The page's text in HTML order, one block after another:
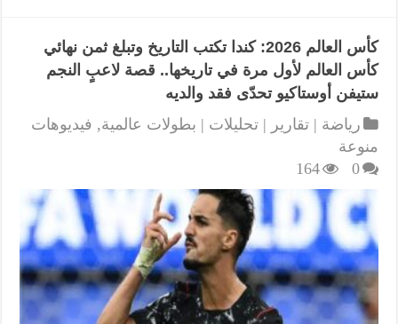
كأس العالم 2026: كندا تكتب التاريخ وتبلغ ثمن نهائي
كأس العالم لأول مرة في تاريخها.. قصة لاعبٍ النجم
ستيفن أوستاكيو تحدّى فقد والديه
رياضة | تقارير | تحليلات | بطولات عالمية, فيديوهات
منوعة
0
164